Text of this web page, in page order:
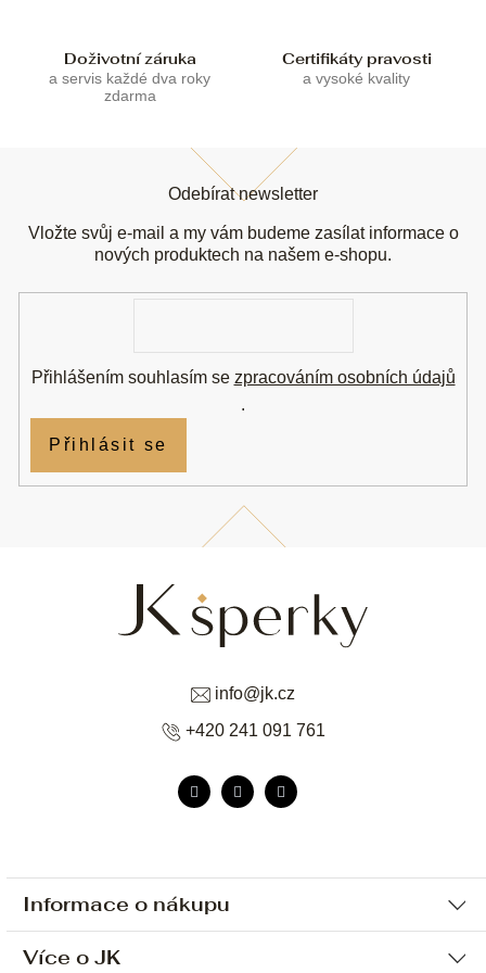
Doživotní záruka
a servis každé dva roky
zdarma
Certifikáty pravosti
a vysoké kvality
Informace o nákupu
Ochrana osobních údajů
Více o JK
info@jk.cz
+420 241 091 761
Odebírat newsletter
Vložte svůj e-mail a my vám budeme zasílat informace o
nových produktech na našem e-shopu.
Přihlášením souhlasím se zpracováním osobních údajů
.
Přihlásit se